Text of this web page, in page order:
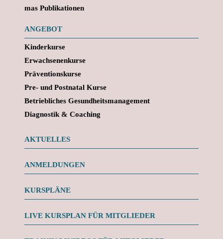
mas Publikationen
ANGEBOT
Kinderkurse
Erwachsenenkurse
Präventionskurse
Pre- und Postnatal Kurse
Betriebliches Gesundheitsmanagement
Diagnostik & Coaching
AKTUELLES
ANMELDUNGEN
KURSPLÄNE
LIVE KURSPLAN FÜR MITGLIEDER